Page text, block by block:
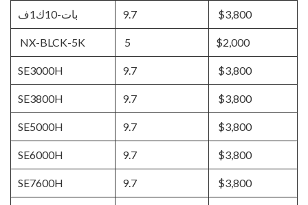
بات-10ك1ف 9.7 $3,800
NX-BLCK-5K 5 $2,000
SE3000H 9.7 $3,800
SE3800H 9.7 $3,800
SE5000H 9.7 $3,800
SE6000H 9.7 $3,800
SE7600H 9.7 $3,800